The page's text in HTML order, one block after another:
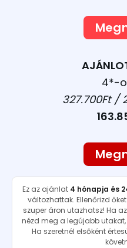
4*-
327.700Ft /
Ez az ajánlat 4 hónapja és
változhattak. Ellenőrizd
szuper áron utazhatsz! Ha
nézd meg a legújabb
Ha szeretnél elsőként